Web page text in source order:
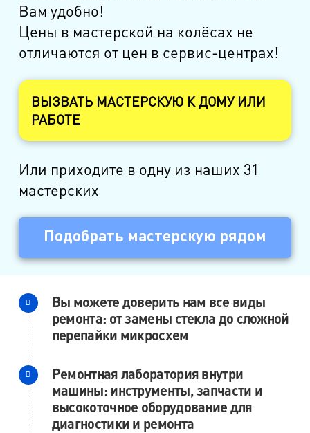
Вам удобно!
Цены в мастерской на колёсах не
отличаются от цен в сервис-центрах!
ВЫЗВАТЬ МАСТЕРСКУЮ К ДОМУ ИЛИ
РАБОТЕ
Или приходите в одну из наших 31
мастерских
Подобрать мастерскую рядом
Вы можете доверить нам все виды
ремонта: от замены стекла до сложной
перепайки микросхем
Ремонтная лаборатория внутри
машины: инструменты, запчасти и
высокоточное оборудование для
диагностики и ремонта